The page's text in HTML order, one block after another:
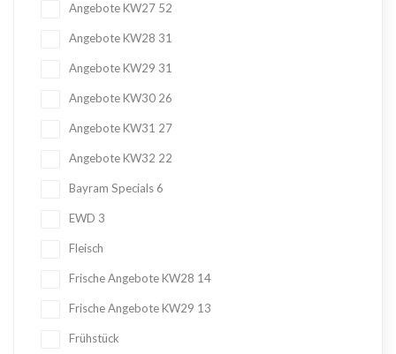
Angebote KW27 52
Angebote KW28 31
Angebote KW29 31
Angebote KW30 26
Angebote KW31 27
Angebote KW32 22
Bayram Specials 6
EWD 3
Fleisch
Frische Angebote KW28 14
Frische Angebote KW29 13
Frühstück